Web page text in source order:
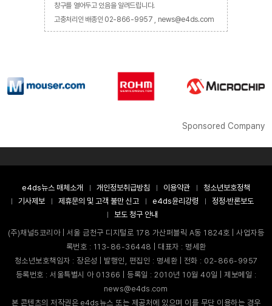
창구를 열어두고 있음을 알려드립니다.
고충처리인 배종인 02-866-9957 , news@e4ds.com
Sponsored Company
e4ds뉴스 매체소개 개인정보취급방침 이용약관
청소년보호정책
기사제보
제휴문의 및 고객 불만 신고 e4ds윤리강령
정정·반론보도
보도 청구 안내
(주)채널5코리아 | 서울 금천구 디지털로 178 가산퍼블릭 A동 1824호 | 사업자등
록번호 : 113-86-36448 | 대표자 : 명세환
청소년보호책임자 : 장은성 | 발행인, 편집인 : 명세환 | 전화 : 02-866-9957
등록번호 : 서울특별시 아 01366 | 등록일 : 2010년 10월 40일 | 제보메일 :
news@e4ds.com
본 콘텐츠의 저작권은 e4ds뉴스 또는 제공처에 있으며 이를 무단 이용하는 경우